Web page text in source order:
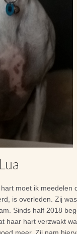
moet ik meedelen
is overleden. Zij
Sinds half 2018
haar hart verzwakt
meer. Zij nam